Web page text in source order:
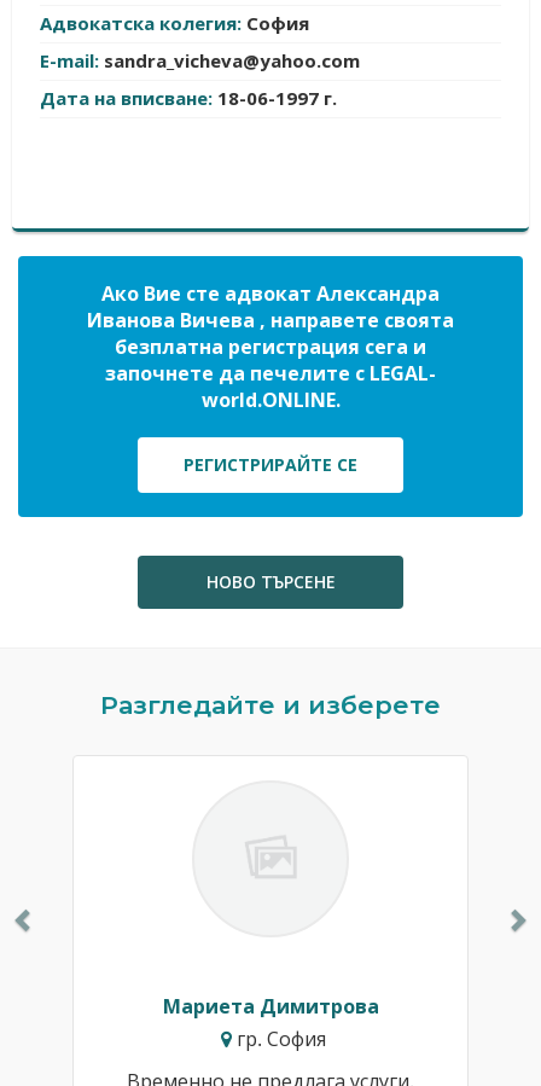
Адвокатска колегия: София
E-mail: sandra_vicheva@yahoo.com
Дата на вписване: 18-06-1997 г.
Ако Вие сте адвокат Александра
Иванова Вичева , направете своята
безплатна регистрация сега и
започнете да печелите с LEGAL-
world.ONLINE.
РЕГИСТРИРАЙТЕ СЕ
НОВО ТЪРСЕНЕ
Разгледайте и изберете
Мариета Димитрова
гр. София